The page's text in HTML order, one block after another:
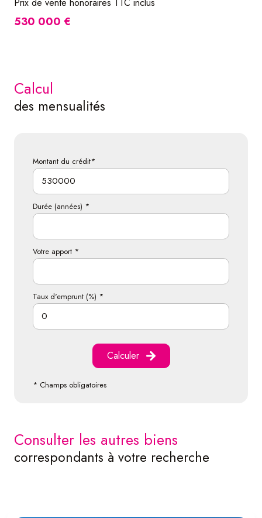
530 000 €
calcul
des mensualités
Montant du crédit*
Durée (années) *
Votre apport *
Taux d'emprunt (%) *
Calculer
* Champs obligatoires
consulter les autres biens
correspondants à votre recherche